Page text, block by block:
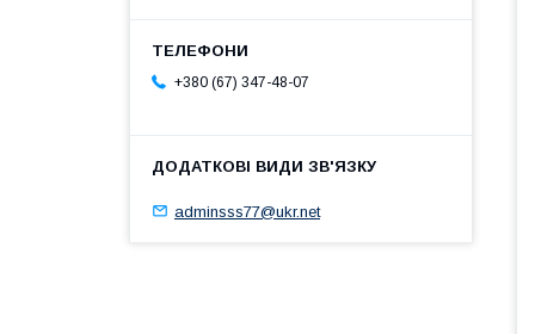
+380 (67) 347-48-07
adminsss77@ukr.net